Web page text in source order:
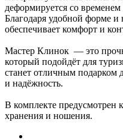
деформируется со
Благодаря удобной форме
обеспечивает комфорт и
Мастер Клинок — это
который подойдёт для
станет отличным подарком
и надёжность.
В комплекте предусмотрен
хранения и ношения.